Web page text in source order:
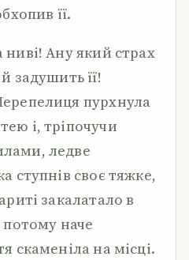
її.
Ану який страх
задушить її!
пурхнула
і, тріпочучи
ледве
ступнів своє тяжке,
закалатало в
потому наче
скаменіла на місці.